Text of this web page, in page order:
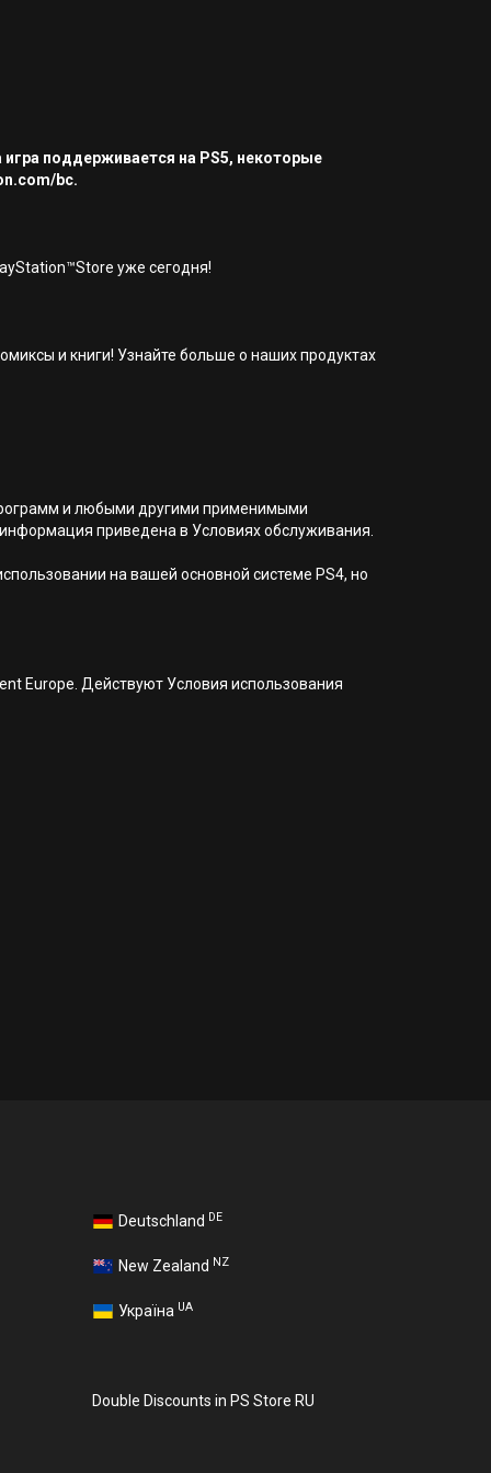
поддерживается на PS5, некоторые
bc.
уже сегодня!
и книги! Узнайте больше о наших продуктах
и любыми другими применимыми
приведена в Условиях обслуживания.
на вашей основной системе PS4, но
Europe. Действуют Условия использования
Deutschland DE
New Zealand NZ
Україна UA
Double Discounts in PS Store RU